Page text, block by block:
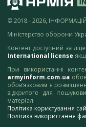
© 2018 - 2026,
Міністерство оборони
Контент доступний за
International license
При використанні
armyinform.com.ua
обов’язковим є
відкритого для
матеріал.
Політика користування
Політика використання